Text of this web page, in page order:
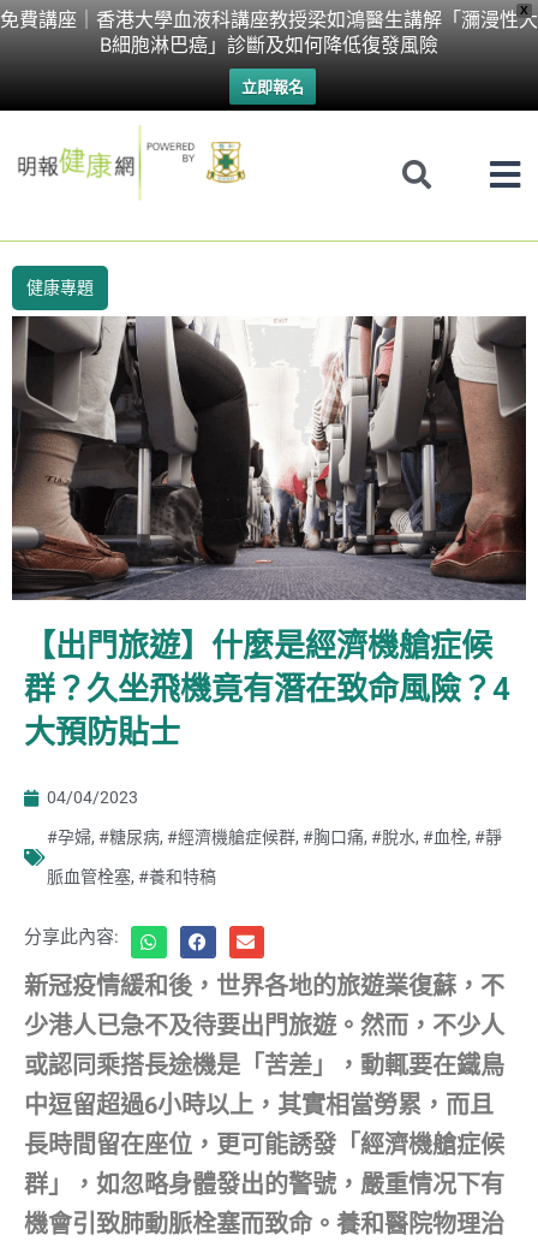
X
免費講座｜香港大學血液科講座教授梁如鴻醫生講解「瀰漫性大
B細胞淋巴癌」診斷及如何降低復發風險
立即報名
Skip
健康專題
【出門旅遊】什麼是經濟機艙症候
群？久坐飛機竟有潛在致命風險？4
大預防貼士
04/04/2023
#孕婦, #糖尿病, #經濟機艙症候群, #胸口痛, #脫水, #血栓, #靜
脈血管栓塞, #養和特稿
分享此內容:
新冠疫情緩和後，世界各地的旅遊業復蘇，不
少港人已急不及待要出門旅遊。然而，不少人
或認同乘搭長途機是「苦差」，動輒要在鐵鳥
中逗留超過6小時以上，其實相當勞累，而且
長時間留在座位，更可能誘發「經濟機艙症候
群」，如忽略身體發出的警號，嚴重情况下有
機會引致肺動脈栓塞而致命。養和醫院物理治